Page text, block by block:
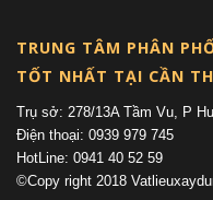
TRUNG TÂM PHÂN
TỐT NHẤT TẠI CẦN
Trụ sở: 278/13A Tầm Vu, P
Điện thoại: 0939 979 745
HotLine: 0941 40 52 59
©Copy right 2018